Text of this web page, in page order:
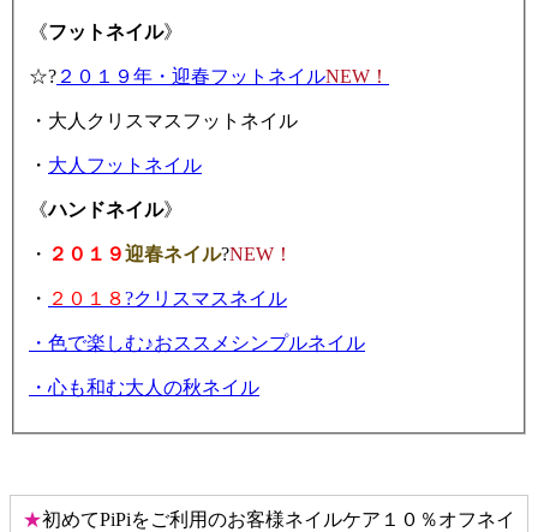
《フットネイル》
☆? ２０１９年・迎春フットネイルNEW ！
・大人クリスマスフットネイル
・ 大人フットネイル
《ハンドネイル》
・ ２０１９迎春ネイル?NEW ！
・ ２０１８?クリスマスネイル
・色で楽しむ♪おススメシンプルネイル
・心も和む大人の秋ネイル
★初めてPiPiをご利用のお客様ネイルケア１０％オフネイ